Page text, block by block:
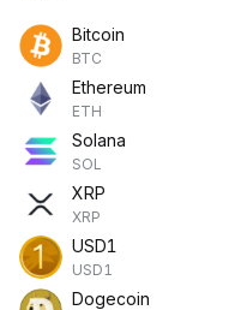
Bitcoin
BTC
Ethereum
ETH
Solana
SOL
XRP
XRP
USD1
USD1
Dogecoin